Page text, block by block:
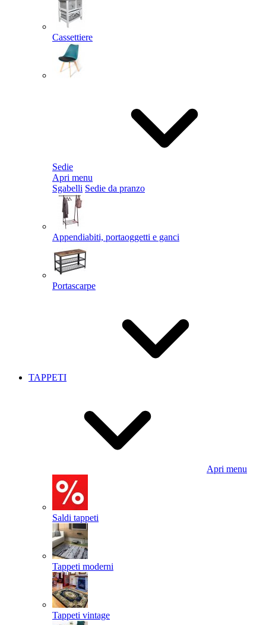
Cassettiere
Sedie
Apri menu
Sgabelli Sedie da pranzo
Appendiabiti, portaoggetti e ganci
Portascarpe
TAPPETI
Apri menu
Saldi tappeti
Tappeti moderni
Tappeti vintage